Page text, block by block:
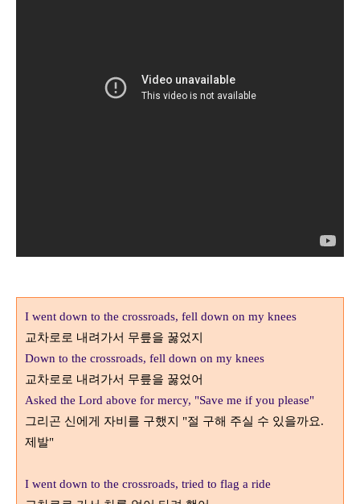
I went down to the crossroads, fell down on my knees
교차로로 내려가서 무릎을 꿇었지
Down to the crossroads, fell down on my knees
교차로로 내려가서 무릎을 꿇었어
Asked the Lord above for mercy, "Save me if you please"
그리곤 신에게 자비를 구했지 "절 구해 주실 수 있을까요.
제발"
I went down to the crossroads, tried to flag a ride